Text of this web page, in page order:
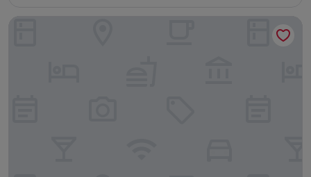
Bewertungen)
Howzit Hostels Hawaii